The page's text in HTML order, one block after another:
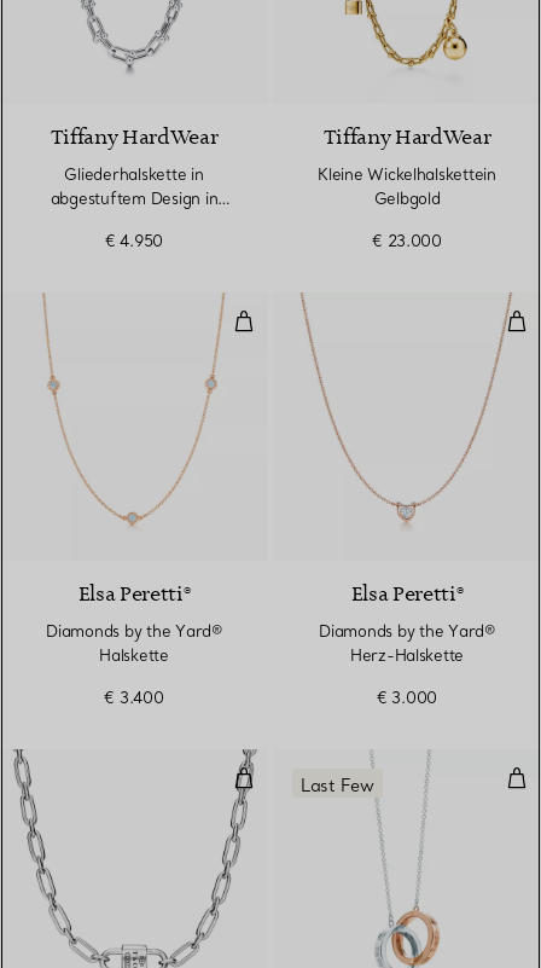
Tiffany HardWear
Gliederhalskette in
abgestuftem Design in
€ 4.950
Tiffany HardWear
Kleine Wickelhalskettein
Gelbgold
€ 23.000
Diamonds by the Yard®
2 Materialien
Elsa Peretti®
Diamonds by the Yard®
Halskette
€ 3.400
Elsa Peretti®
Diamonds by the Yard®
Herz-Halskette
€ 3.000
Mittelgroße Doppelschloss-
Last Few